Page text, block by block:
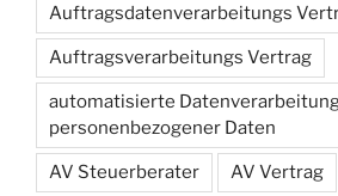
Auftragsdatenverarbeitungs
Auftragsverarbeitungs Vertrag
automatisierte
personenbezogener Daten
AV Steuerberater AV Vertrag